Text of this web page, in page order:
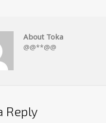
About Toka
@@**@@
Reply